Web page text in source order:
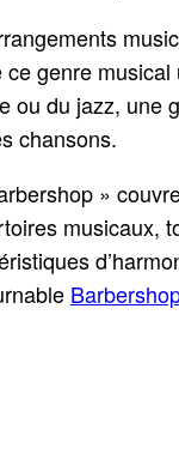
genre
ou du jazz, une
chansons.
»
musicaux,